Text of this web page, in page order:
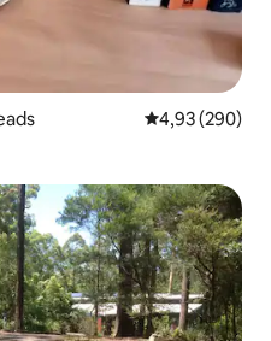
4,93 de uma
4,93 (290)
hóspedes